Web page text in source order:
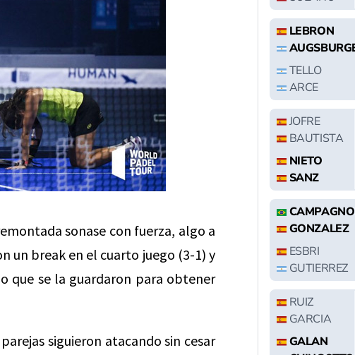
sonase con fuerza, algo a
un break en el cuarto juego (3-1) y
que se la guardaron para obtener
siguieron atacando sin cesar